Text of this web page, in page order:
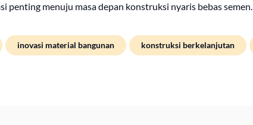
penting menuju masa depan konstruksi nyaris bebas semen.
inovasi material bangunan konstruksi berkelanjutan